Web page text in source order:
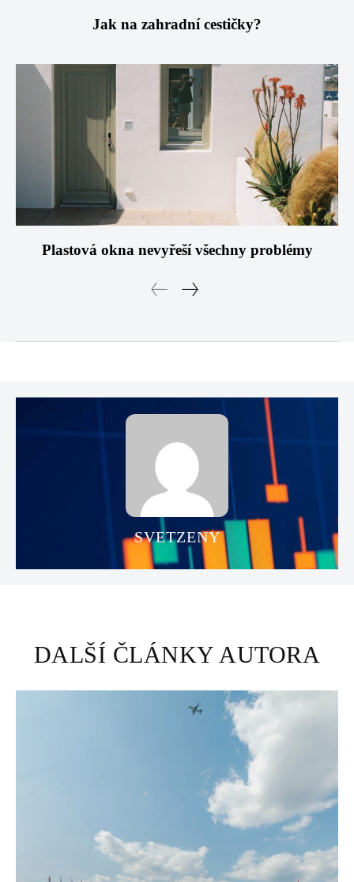
Jak na zahradní cestičky?
Plastová okna nevyřeší všechny problémy
SVETZENY
DALŠÍ ČLÁNKY AUTORA